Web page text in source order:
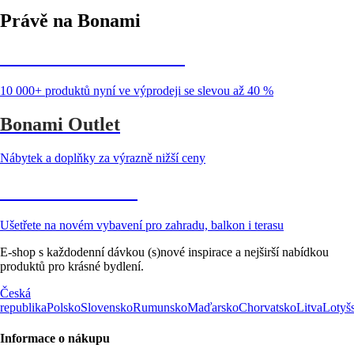
Právě na Bonami
10 000+ produktů nyní ve výprodeji se slevou až 40 %
Bonami Outlet
Nábytek a doplňky za výrazně nižší ceny
Ušetřete na novém vybavení pro zahradu, balkon i terasu
E-shop s každodenní dávkou (s)nové inspirace a nejširší nabídkou
produktů pro krásné bydlení.
Česká
republikaPolskoSlovenskoRumunskoMaďarskoChorvatskoLitva
Informace o nákupu